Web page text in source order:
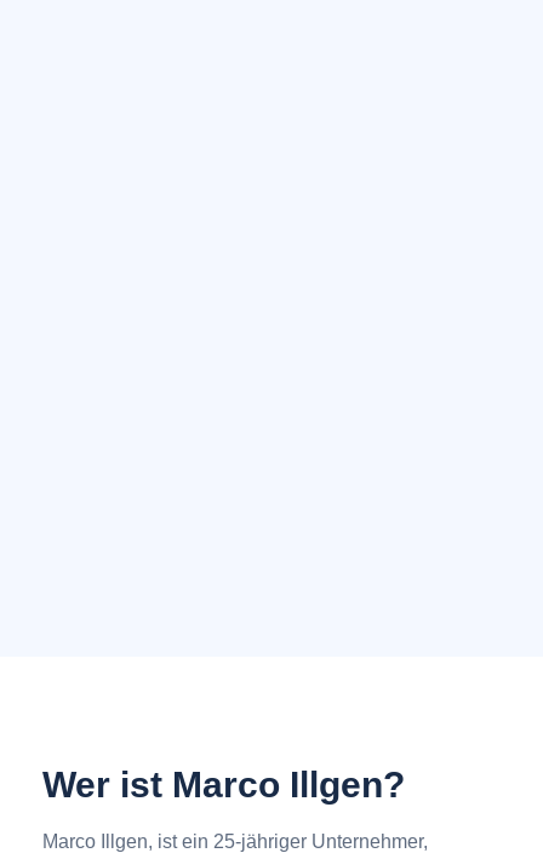
Wer ist Marco Illgen?
Marco Illgen, ist ein 25-jähriger Unternehmer,